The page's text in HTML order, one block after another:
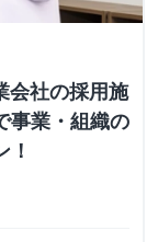
会社の採用施
事業・組織の
！